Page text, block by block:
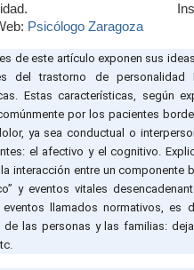
Psicólogo Zaragoza
de este artículo exponen sus
del trastorno de personalidad
Estas características, según
por los pacientes
ya sea conductual o
el afectivo y el cognitivo.
interacción entre un componente
y eventos vitales
llamados normativos, es
de las personas y las familias: